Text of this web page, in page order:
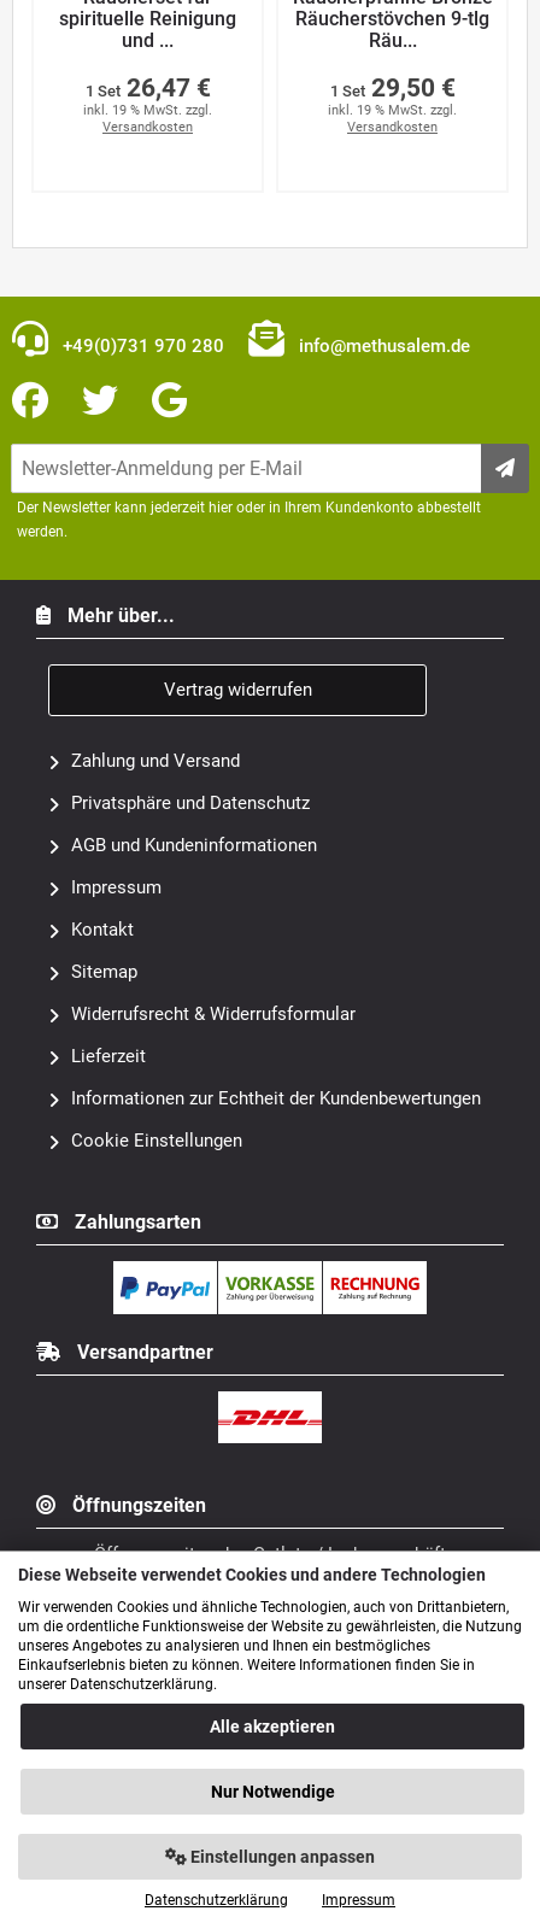
spirituelle Reinigung
und ...
1 Set 26,47 €
inkl. 19 % MwSt. zzgl.
Versandkosten
Räucherstövchen 9-tlg
Räu...
1 Set 29,50 €
inkl. 19 % MwSt. zzgl.
Versandkosten
+49(0)731 970 280 info@methusalem.de
Der Newsletter kann jederzeit hier oder in Ihrem Kundenkonto abbestellt
werden.
Mehr über...
Vertrag widerrufen
Zahlung und Versand
Privatsphäre und Datenschutz
AGB und Kundeninformationen
Impressum
Kontakt
Sitemap
Widerrufsrecht & Widerrufsformular
Lieferzeit
Informationen zur Echtheit der Kundenbewertungen
Cookie Einstellungen
Zahlungsarten
Versandpartner
Öffnungszeiten
Öffnungszeiten des Outlets / Ladengeschäft
Montag geschlossen
Dienstag geschlossen
Mittwoch geschlossen
Donnerstag 9.00 - 18.00 Uhr
Freitag 9.00 - 18.00 Uhr
Samstag 9.00 - 14.00 Uhr
Bürozeiten: Mo. - Fr. von 9.00 - 16.00 Uhr
Diese Webseite verwendet Cookies und andere Technologien
Wir verwenden Cookies und ähnliche Technologien, auch von Drittanbietern,
um die ordentliche Funktionsweise der Website zu gewährleisten, die Nutzung
unseres Angebotes zu analysieren und Ihnen ein bestmögliches
Einkaufserlebnis bieten zu können. Weitere Informationen finden Sie in
unserer Datenschutzerklärung.
Alle akzeptieren
Nur Notwendige
Einstellungen anpassen
Datenschutzerklärung Impressum